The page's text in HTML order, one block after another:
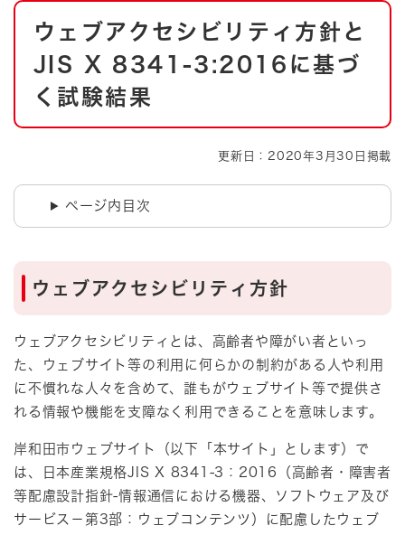
とじる
本
ウェブアクセシビリティ方針と
JIS X 8341-3:2016に基づ
く試験結果
更新日：2020年3月30日掲載
ページ内目次
ウェブアクセシビリティ方針
ウェブアクセシビリティとは、高齢者や障がい者といっ
た、ウェブサイト等の利用に何らかの制約がある人や利用
に不慣れな人々を含めて、誰もがウェブサイト等で提供さ
れる情報や機能を支障なく利用できることを意味します。
岸和田市ウェブサイト（以下「本サイト」とします）で
は、日本産業規格JIS X 8341-3：2016（高齢者・障害者
等配慮設計指針-情報通信における機器、ソフトウェア及び
サービス－第3部：ウェブコンテンツ）に配慮したウェブ